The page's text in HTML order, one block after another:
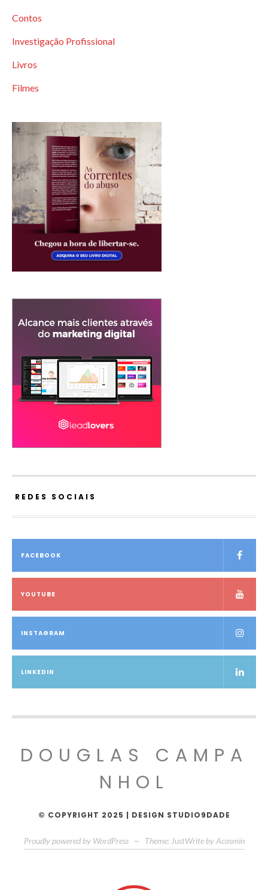
Contos
Investigação Profissional
Livros
Filmes
REDES SOCIAIS
FACEBOOK
YOUTUBE
INSTAGRAM
LINKEDIN
DOUGLAS CAMPA
NHOL
© COPYRIGHT 2025 | DESIGN STUDIO9DADE
Proudly powered by WordPress — Theme: JustWrite by Acosmin